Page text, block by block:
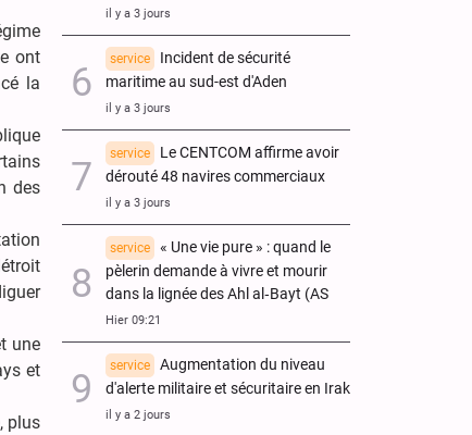
ont
la
des
une
et
plus
il y a 3 jours
service
Incident de sécurité
maritime au sud-est d'Aden
il y a 3 jours
service
Le CENTCOM affirme avoir
dérouté 48 navires commerciaux
il y a 3 jours
service
« Une vie pure » : quand le
pèlerin demande à vivre et mourir
dans la lignée des Ahl al‑Bayt (AS
Hier 09:21
service
Augmentation du niveau
d'alerte militaire et sécuritaire en Irak
il y a 2 jours